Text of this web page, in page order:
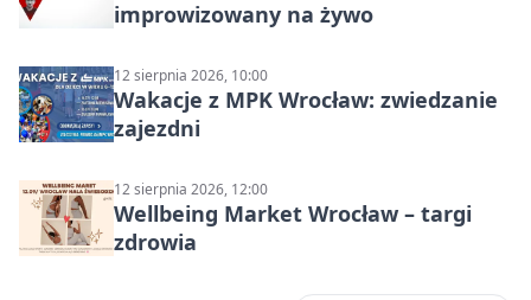
improwizowany na żywo
12 sierpnia 2026, 10:00
Wakacje z MPK Wrocław: zwiedzanie
zajezdni
12 sierpnia 2026, 12:00
Wellbeing Market Wrocław – targi
zdrowia